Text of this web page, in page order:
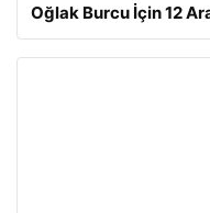
Oğlak Burcu İçin 12